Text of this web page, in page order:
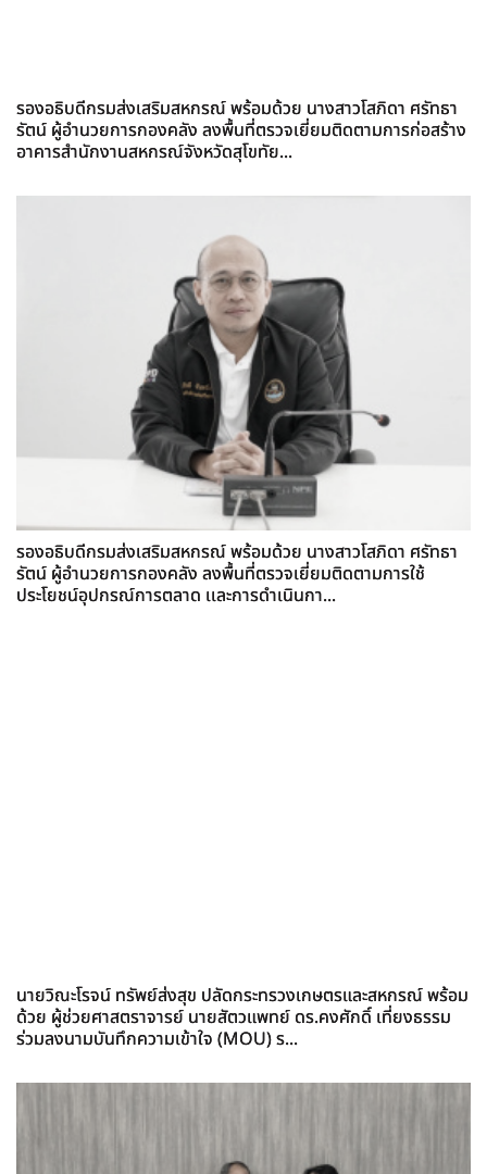
รองอธิบดีกรมส่งเสริมสหกรณ์ พร้อมด้วย นางสาวโสภิดา ศรัทธา
รัตน์ ผู้อำนวยการกองคลัง ลงพื้นที่ตรวจเยี่ยมติดตามการก่อสร้าง
อาคารสำนักงานสหกรณ์จังหวัดสุโขทัย...
รองอธิบดีกรมส่งเสริมสหกรณ์ พร้อมด้วย นางสาวโสภิดา ศรัทธา
รัตน์ ผู้อำนวยการกองคลัง ลงพื้นที่ตรวจเยี่ยมติดตามการใช้
ประโยชน์อุปกรณ์การตลาด เเละการดำเนินกา...
นายวิณะโรจน์ ทรัพย์ส่งสุข ปลัดกระทรวงเกษตรและสหกรณ์ พร้อม
ด้วย ผู้ช่วยศาสตราจารย์ นายสัตวแพทย์ ดร.คงศักดิ์ เที่ยงธรรม
ร่วมลงนามบันทึกความเข้าใจ (MOU) ร...